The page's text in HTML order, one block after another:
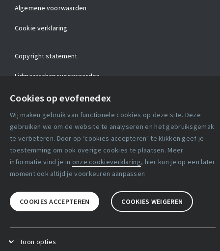
Cookies op evofenedex
Wij maken gebruik van functionele cookies op deze site. Deze
gebruiken we om de website te analyseren en het gebruiksgemak
te verbeteren. Door op ‘cookies accepteren’ te klikken geef je
toestemming om ook overige cookies te plaatsen. Meer
informatie vind je in onze cookieverklaring, hier kun je op een later
moment ook altijd je voorkeuren aanpassen
COOKIES ACCEPTEREN COOKIES WEIGEREN
Toon opties
Algemene voorwaarden
Cookie verklaring
Copyright statement
Lidmaatschapsvoorwaarden
Disclaimer
Privacy verklaring
Facebook LinkedIn